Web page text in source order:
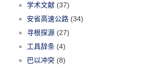
学术文献 (37)
安省高速公路 (34)
寻根探源 (27)
工具辞条 (4)
巴以冲突 (8)